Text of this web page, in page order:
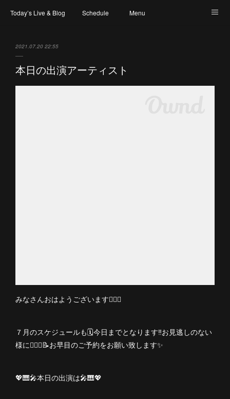
Today’s Live & Blog Schedule Menu
2021.07.20 22:55
本日の出演アーティスト
みなさんおはようございます🙋🏻‍♀️
７月のスケジュールも🗓今日までとなります‼️お見逃しのない
様に💁🏻‍♀️📝お早目のご予約をお願い致します✨
💖🎹🎤本日の出演は🎤🎹💖